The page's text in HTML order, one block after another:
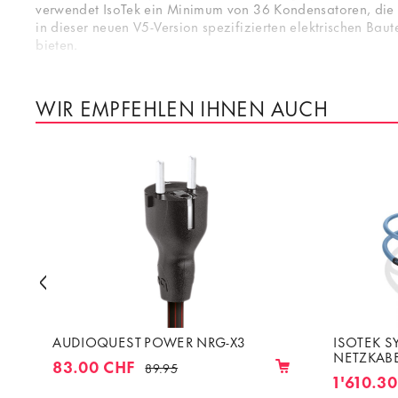
verwendet IsoTek ein Minimum von 36 Kondensatoren,
in dieser neuen V5-Version spezifizierten elektrischen
bieten.
zu reduzieren/zu unterdrücken. V5 Syncro Uni kann auch
reduziert den unerwünschten Gleichstrom (DC) aus dem
Der so genannte „Gleichstrom im Netz“ ist ein immer
eine Vielzahl von elektronischen Geräten, die an das
Haartrocknern und Kaffeemaschinen. Aber das ist noch
Gleichstromprobleme. Diese können sich in Ihrem
genannt wird, die Unausgewogenheit der Sinuswelle
Verstärkern, sondern in der gesamten Elektronik), die die
Es handelt sich dabei um das seltsamste alles Probleme
großen Verstärkertransformatoren massive Störungen
Gleichstromunterdrückung enthalten, welche die
unterdrücken; die Schaltung synchronisiert die
Netzwerkelektronik eine deutliche Verbesserung darstellt.
WIR EMPFEHLEN IHNEN AUCH
AUDIOQUEST POWER NRG-X3
83.00 CHF 89.95
ISOTEK